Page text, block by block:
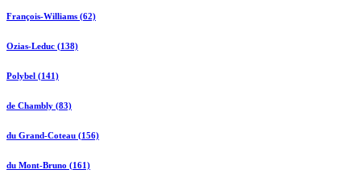
François-Williams (62)
Ozias-Leduc (138)
Polybel (141)
de Chambly (83)
du Grand-Coteau (156)
du Mont-Bruno (161)